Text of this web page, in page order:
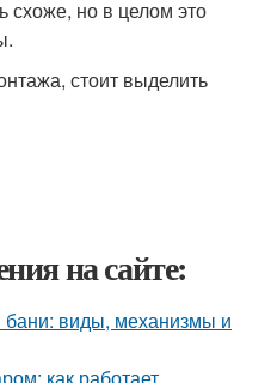
схоже, но в целом это
стоит выделить
на сайте:
бани: виды, механизмы и
как работает